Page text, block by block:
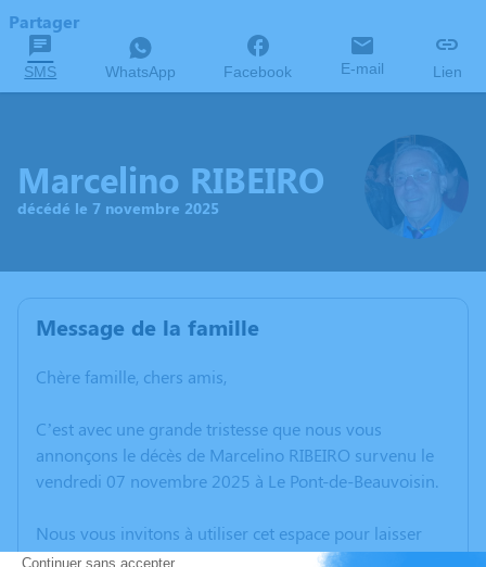
Partager
SMS WhatsApp Facebook E-mail Lien
Marcelino RIBEIRO
décédé le 7 novembre 2025
Message de la famille
Chère famille, chers amis,
C’est avec une grande tristesse que nous vous
annonçons le décès de Marcelino RIBEIRO survenu le
vendredi 07 novembre 2025 à Le Pont-de-Beauvoisin.
Nous vous invitons à utiliser cet espace pour laisser
vos condoléances, partager des photos souvenirs, une